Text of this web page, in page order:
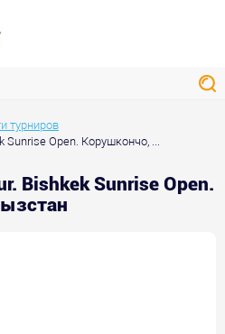
турниров
Sunrise Open. Корушкончо, ...
Bishkek Sunrise Open.